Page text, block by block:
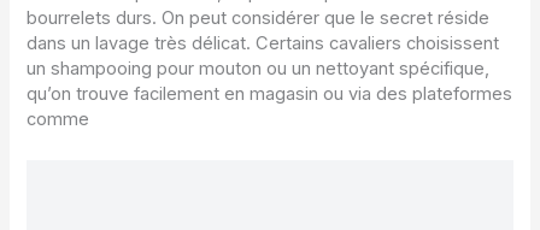
bourrelets durs. On peut considérer que le secret réside
dans un lavage très délicat. Certains cavaliers choisissent
un shampooing pour mouton ou un nettoyant spécifique,
qu’on trouve facilement en magasin ou via des plateformes
comme